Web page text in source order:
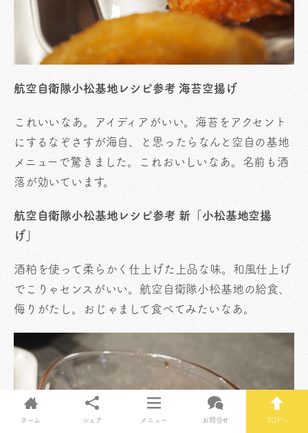
航空自衛隊小松基地レシピ参考 海苔空揚げ
これいいなあ。アイディアがいい。海苔をアクセント
にするなぞさすが海自、と思ったらなんと空自の基地
メニューで驚きました。これおいしいなあ。名前も洒
落が効いています。
航空自衛隊小松基地レシピ参考 新「小松基地空揚
げ」
酒粕を使って柔らかく仕上げた上品な味。和風仕上げ
でこりゃセンスがいい。航空自衛隊小松基地の給食、
侮りがたし。おじゃまして食べてみたいなあ。
ホーム シェア メニュー お問合せ TOPへ